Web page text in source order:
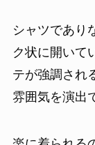
シャツであり
ク状に開いて
テが強調され
雰囲気を演出